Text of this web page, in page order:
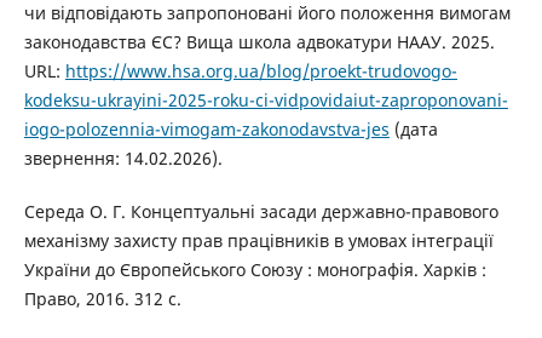
чи відповідають запропоновані його положення вимогам
законодавства ЄС? Вища школа адвокатури НААУ. 2025.
URL: https://www.hsa.org.ua/blog/proekt-trudovogo-
kodeksu-ukrayini-2025-roku-ci-vidpovidaiut-zaproponovani-
iogo-polozennia-vimogam-zakonodavstva-jes (дата
звернення: 14.02.2026).
Середа О. Г. Концептуальні засади державно-правового
механізму захисту прав працівників в умовах інтеграції
України до Європейського Союзу : монографія. Харків :
Право, 2016. 312 с.